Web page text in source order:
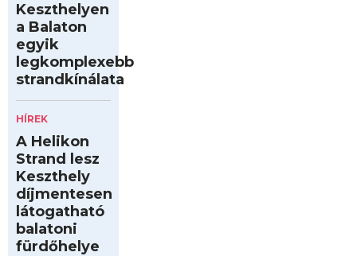
Keszthelyen
a Balaton
egyik
legkomplexebb
strandkínálata
HÍREK
A Helikon
Strand lesz
Keszthely
díjmentesen
látogatható
balatoni
fürdőhelye